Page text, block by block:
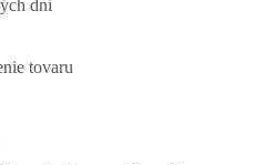
dní
tovaru